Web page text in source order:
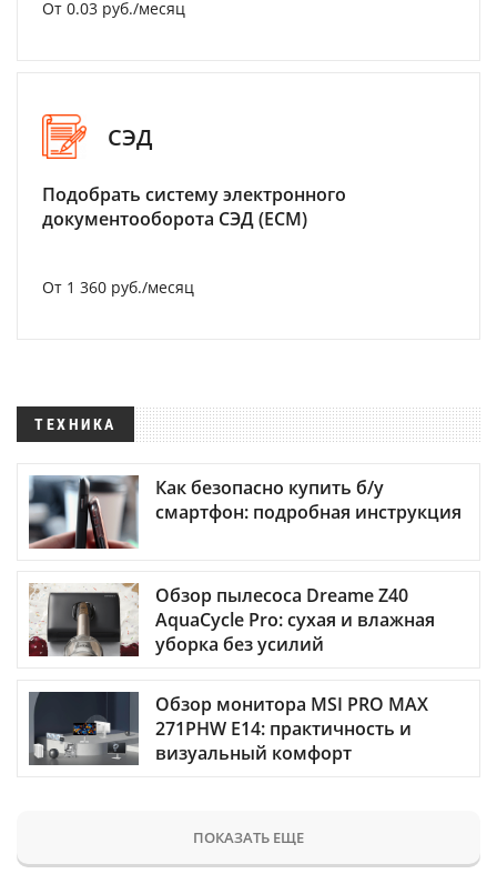
От 0.03 руб./месяц
СЭД
Подобрать систему электронного
документооборота СЭД (ECM)
От 1 360 руб./месяц
ТЕХНИКА
Как безопасно купить б/у
смартфон: подробная инструкция
Обзор пылесоса Dreame Z40
AquaCycle Pro: сухая и влажная
уборка без усилий
Обзор монитора MSI PRO MAX
271PHW E14: практичность и
визуальный комфорт
ПОКАЗАТЬ ЕЩЕ